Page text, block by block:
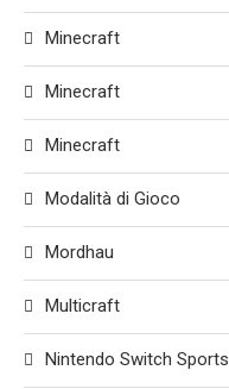
Minecraft
Minecraft
Minecraft
Modalità di Gioco
Mordhau
Multicraft
Nintendo Switch Sports